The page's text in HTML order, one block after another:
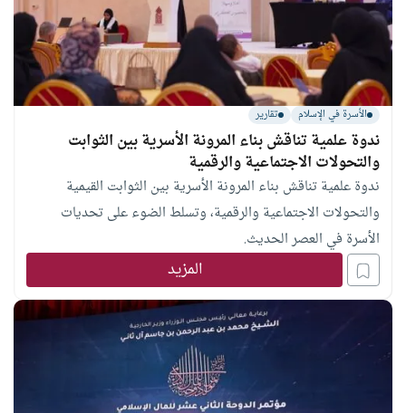
الأسرة في الإسلام تقارير
ندوة علمية تناقش بناء المرونة الأسرية بين الثوابت
والتحولات الاجتماعية والرقمية
ندوة علمية تناقش بناء المرونة الأسرية بين الثوابت القيمية
والتحولات الاجتماعية والرقمية، وتسلط الضوء على تحديات
الأسرة في العصر الحديث.
المزيد